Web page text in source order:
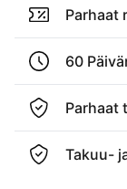
Parhaat
60
Parhaat
Takuu-